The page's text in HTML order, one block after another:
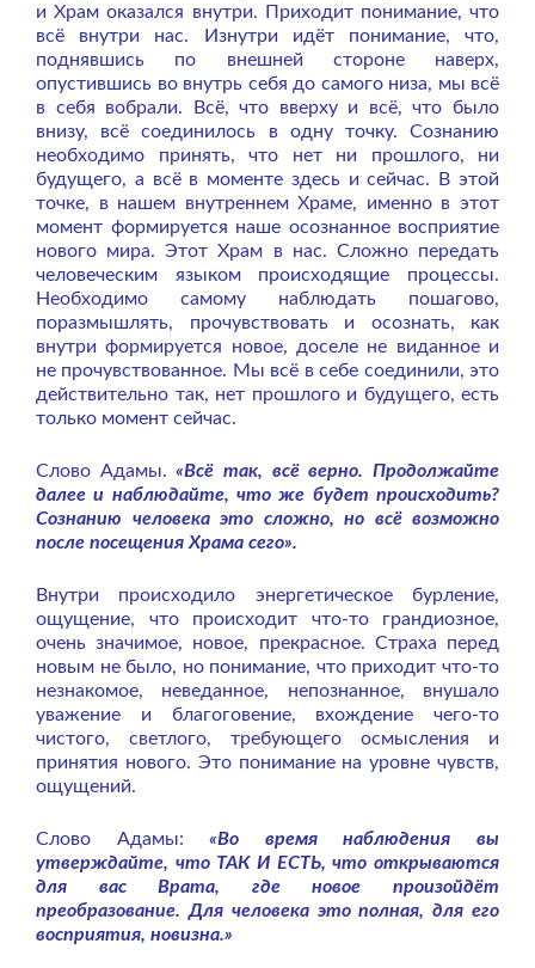
и Храм оказался внутри. Приходит понимание, что
всё внутри нас. Изнутри идёт понимание, что,
поднявшись по внешней стороне наверх,
опустившись во внутрь себя до самого низа, мы всё
в себя вобрали. Всё, что вверху и всё, что было
внизу, всё соединилось в одну точку. Сознанию
необходимо принять, что нет ни прошлого, ни
будущего, а всё в моменте здесь и сейчас. В этой
точке, в нашем внутреннем Храме, именно в этот
момент формируется наше осознанное восприятие
нового мира. Этот Храм в нас. Сложно передать
человеческим языком происходящие процессы.
Необходимо самому наблюдать пошагово,
поразмышлять, прочувствовать и осознать, как
внутри формируется новое, доселе не виданное и
не прочувствованное. Мы всё в себе соединили, это
действительно так, нет прошлого и будущего, есть
только момент сейчас.
Слово Адамы.«Всё так, всё верно. Продолжайте
далее и наблюдайте, что же будет происходить?
Сознанию человека это сложно, но всё возможно
после посещения Храма сего».
Внутри происходило энергетическое бурление,
ощущение, что происходит что-то грандиозное,
очень значимое, новое, прекрасное. Страха перед
новым не было, но понимание, что приходит что-то
незнакомое, неведанное, непознанное, внушало
уважение и благоговение, вхождение чего-то
чистого, светлого, требующего осмысления и
принятия нового. Это понимание на уровне чувств,
ощущений.
Слово Адамы:«Во время наблюдения вы
утверждайте, что ТАК И ЕСТЬ, что открываются
для вас Врата, где новое произойдёт
преобразование. Для человека это полная, для его
восприятия, новизна.»